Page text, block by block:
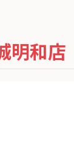
明和店